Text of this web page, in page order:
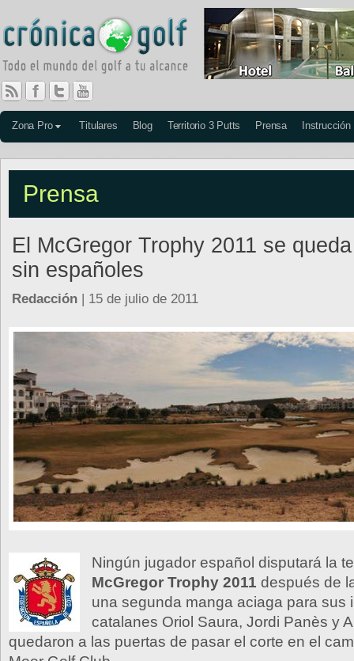
Zona Pro Titulares Blog Territorio 3 Putts Prensa Instrucción
Prensa
El McGregor Trophy 2011 se queda
sin españoles
Redacción | 15 de julio de 2011
Ningún jugador español disputará la
McGregor Trophy 2011 después de
una segunda manga aciaga para sus
catalanes Oriol Saura, Jordi Panès y
quedaron a las puertas de pasar el corte en el